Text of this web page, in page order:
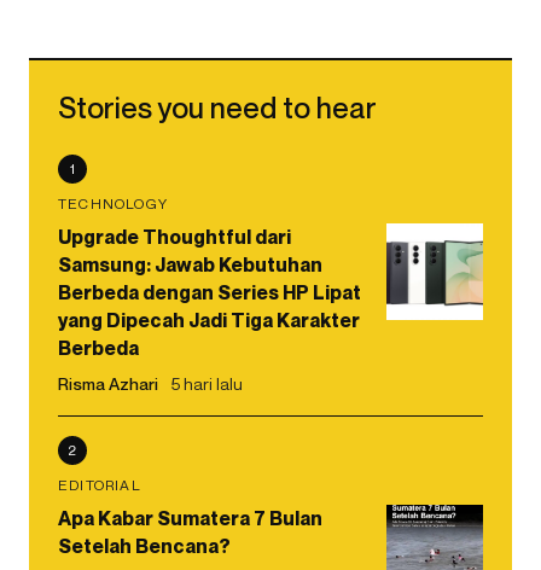
Stories you need to hear
1
TECHNOLOGY
Upgrade Thoughtful dari
Samsung: Jawab Kebutuhan
Berbeda dengan Series HP Lipat
yang Dipecah Jadi Tiga Karakter
Berbeda
Risma Azhari 5 hari lalu
2
EDITORIAL
Apa Kabar Sumatera 7 Bulan
Setelah Bencana?